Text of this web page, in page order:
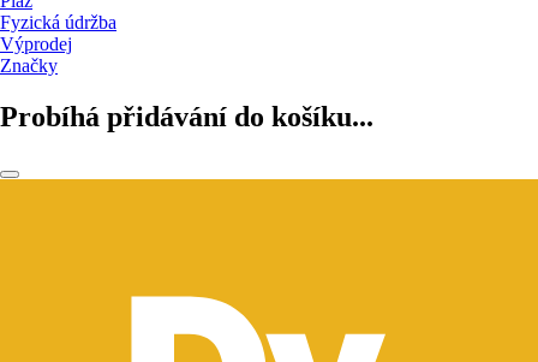
Fyzická údržba
Výprodej
Značky
Probíhá přidávání do košíku...